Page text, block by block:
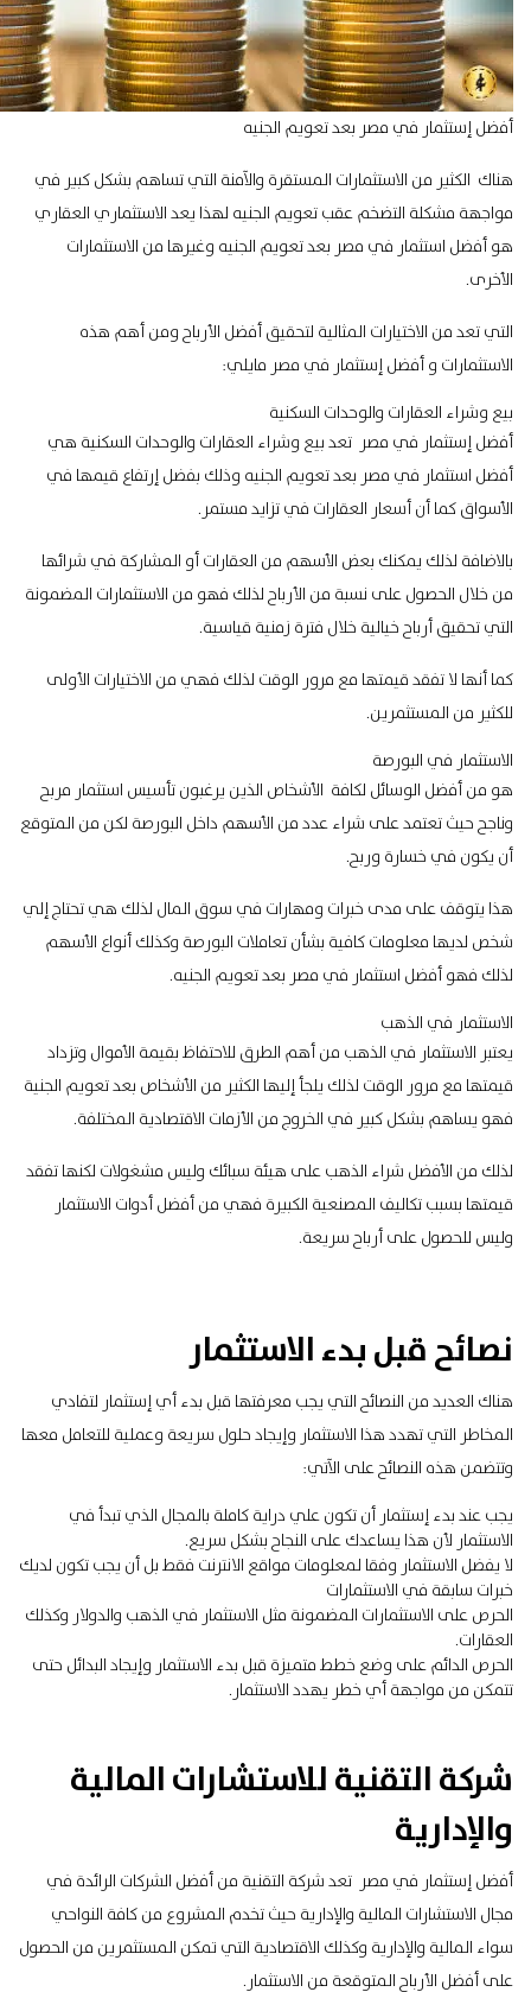
أفضل إستثمار في مصر بعد تعويم الجنيه
هناك الكثير من الاستثمارات المستقرة والآمنة التي تساهم بشكل كبير في
مواجهة مشكلة التضخم عقب تعويم الجنيه لهذا يعد الاستثماري العقاري
هو أفضل استثمار في مصر بعد تعويم الجنيه وغيرها من الاستثمارات
الأخرى.
التي تعد من الاختيارات المثالية لتحقيق أفضل الأرباح ومن أهم هذه
الاستثمارات و أفضل إستثمار في مصر مايلي:
بيع وشراء العقارات والوحدات السكنية
أفضل إستثمار في مصر تعد بيع وشراء العقارات والوحدات السكنية هي
أفضل استثمار في مصر بعد تعويم الجنيه وذلك بفضل إرتفاع قيمها في
الأسواق كما أن أسعار العقارات في تزايد مستمر.
بالاضافة لذلك يمكنك بعض الأسهم من العقارات أو المشاركة في شرائها
من خلال الحصول على نسبة من الأرباح لذلك فهو من الاستثمارات المضمونة
التي تحقيق أرباح خيالية خلال فترة زمنية قياسية.
كما أنها لا تفقد قيمتها مع مرور الوقت لذلك فهي من الاختيارات الأولى
للكثير من المستثمرين.
الاستثمار في البورصة
هو من أفضل الوسائل لكافة الأشخاص الذين يرغبون تأسيس استثمار مربح
وناجح حيث تعتمد على شراء عدد من الأسهم داخل البورصة لكن من المتوقع
أن يكون في خسارة وربح.
هذا يتوقف على مدى خبرات ومهارات في سوق المال لذلك هي تحتاج إلي
شخص لديها معلومات كافية بشأن تعاملات البورصة وكذلك أنواع الأسهم
لذلك فهو أفضل استثمار في مصر بعد تعويم الجنيه.
الاستثمار في الذهب
يعتبر الاستثمار في الذهب من أهم الطرق للاحتفاظ بقيمة الأموال وتزداد
قيمتها مع مرور الوقت لذلك يلجأ إليها الكثير من الأشخاص بعد تعويم الجنية
فهو يساهم بشكل كبير في الخروج من الأزمات الاقتصادية المختلفة.
لذلك من الأفضل شراء الذهب على هيئة سبائك وليس مشغولات لكنها تفقد
قيمتها بسبب تكاليف المصنعية الكبيرة فهي من أفضل أدوات الاستثمار
وليس للحصول على أرباح سريعة.
نصائح قبل بدء الاستثمار
هناك العديد من النصائح التي يجب معرفتها قبل بدء أي إستثمار لتفادي
المخاطر التي تهدد هذا الاستثمار وإيجاد حلول سريعة وعملية للتعامل معها
وتتضمن هذه النصائح على الآتي:
يجب عند بدء إستثمار أن تكون علي دراية كاملة بالمجال الذي تبدأ في
الاستثمار لأن هذا يساعدك على النجاح بشكل سريع.
لا يفضل الاستثمار وفقا لمعلومات مواقع الانترنت فقط بل أن يجب تكون لديك
خبرات سابقة في الاستثمارات
الحرص على الاستثمارات المضمونة مثل الاستثمار في الذهب والدولار وكذلك
العقارات.
الحرص الدائم على وضع خطط متميزة قبل بدء الاستثمار وإيجاد البدائل حتى
تتمكن من مواجهة أي خطر يهدد الاستثمار.
شركة التقنية للاستشارات المالية
والإدارية
أفضل إستثمار في مصر تعدشركة التقنية من أفضل الشركات الرائدة في
مجال الاستشارات المالية والإدارية حيث تخدم المشروع من كافة النواحي
سواء المالية والإدارية وكذلك الاقتصادية التي تمكن المستثمرين من الحصول
على أفضل الأرباح المتوقعة من الاستثمار.